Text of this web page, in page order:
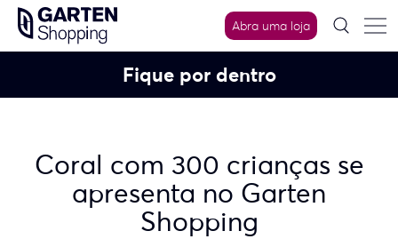
Skip
content
Abra uma loja
Fique por dentro
Coral com 300 crianças se
apresenta no Garten
Shopping